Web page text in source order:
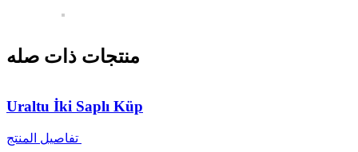
منتجات ذات صله
Uraltu İki Saplı Küp
تفاصيل المنتج